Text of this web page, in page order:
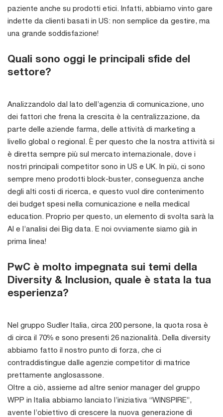
paziente anche su prodotti etici. Infatti, abbiamo vinto gare
indette da clienti basati in US: non semplice da gestire, ma
una grande soddisfazione!
Quali sono oggi le principali sfide del
settore?
Analizzandolo dal lato dell’agenzia di comunicazione, uno
dei fattori che frena la crescita è la centralizzazione, da
parte delle aziende farma, delle attività di marketing a
livello global o regional. È per questo che la nostra attività si
è diretta sempre più sul mercato internazionale, dove i
nostri principali competitor sono in US e UK. In più, ci sono
sempre meno prodotti block-buster, conseguenza anche
degli alti costi di ricerca, e questo vuol dire contenimento
dei budget spesi nella comunicazione e nella medical
education. Proprio per questo, un elemento di svolta sarà la
AI e l’analisi dei Big data. E noi ovviamente siamo già in
prima linea!
PwC è molto impegnata sui temi della
Diversity & Inclusion, quale è stata la tua
esperienza?
Nel gruppo Sudler Italia, circa 200 persone, la quota rosa è
di circa il 70% e sono presenti 26 nazionalità. Della diversity
abbiamo fatto il nostro punto di forza, che ci
contraddistingue dalle agenzie competitor di matrice
prettamente anglosassone.
Oltre a ciò, assieme ad altre senior manager del gruppo
WPP in Italia abbiamo lanciato l’iniziativa “WINSPIRE”,
avente l’obiettivo di crescere la nuova generazione di